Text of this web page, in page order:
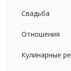
Свадьба
Отношения
Кулинарные